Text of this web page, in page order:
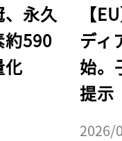
、永久
約590
化
【
ディ
始。
提示
2026/